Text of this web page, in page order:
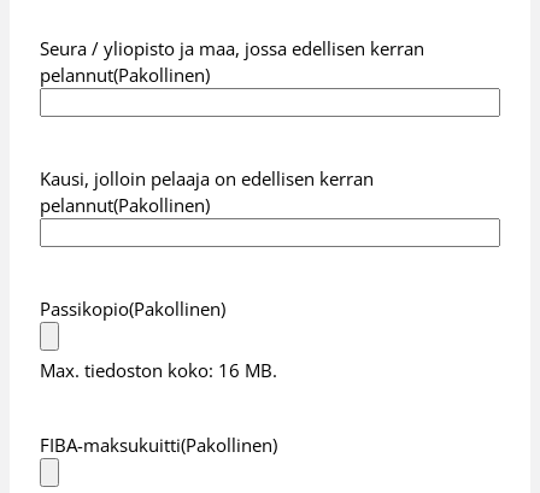
Seura / yliopisto ja maa, jossa edellisen kerran
pelannut(Pakollinen)
Kausi, jolloin pelaaja on edellisen kerran
pelannut(Pakollinen)
Passikopio(Pakollinen)
Max. tiedoston koko: 16 MB.
FIBA-maksukuitti(Pakollinen)